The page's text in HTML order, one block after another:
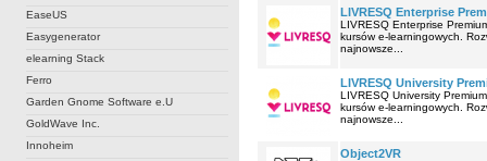
EaseUS
Easygenerator
elearning Stack
Ferro
Garden Gnome Software e.U
GoldWave Inc.
Innoheim
LIVRESQ Enterprise
LIVRESQ Enterprise
kursów e-learningowych.
najnowsze...
LIVRESQ University
LIVRESQ University
kursów e-learningowych.
najnowsze...
Object2VR